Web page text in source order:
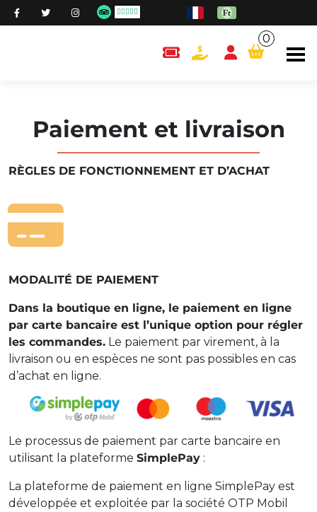
content.cart
0
Paiement et livraison
RÈGLES DE FONCTIONNEMENT ET D’ACHAT
MODALITÉ DE PAIEMENT
Dans la boutique en ligne, le paiement en ligne
par carte bancaire est l’unique option pour régler
les commandes. Le paiement par virement, à la
livraison ou en espèces ne sont pas possibles en cas
d’achat en ligne.
Le processus de paiement par carte bancaire en
utilisant la plateforme SimplePay :
La plateforme de paiement en ligne SimplePay est
développée et exploitée par la société OTP Mobil